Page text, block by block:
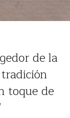
de la
toque de